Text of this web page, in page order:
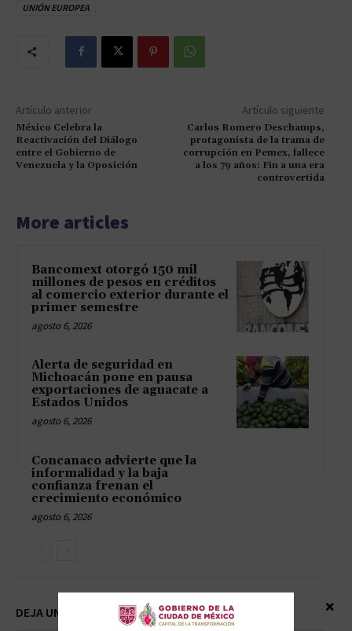
UNIÓN EUROPEA
Artículo anterior
México Celebra la
Reactivación del Diálogo
entre el Gobierno de
Venezuela y la Oposición
Artículo siguiente
Carlos Romero Deschamps,
protagonista de la trama de
corrupción en Pemex, fallece
a los 79 años: Fin a una era
controvertida
More articles
Bancomext otorgó 150 mil
millones de pesos en créditos
al comercio exterior durante el
primer semestre
agosto 6, 2026
Alerta de seguridad en
Michoacán pone en pausa
exportaciones de aguacate a
Estados Unidos
agosto 6, 2026
Concanaco advierte que la
informalidad y la baja
confianza frenan el
crecimiento económico
agosto 6, 2026
DEJA UNA RESPUESTA ×